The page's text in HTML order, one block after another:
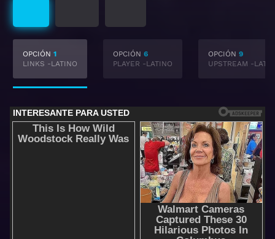
OPCIÓN 1
LINKS -LATINO
OPCIÓN 6
PLAYER -LATINO
OPCIÓN 9
UPSTREAM -